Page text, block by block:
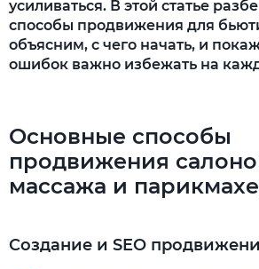
усиливаться. В этой статье
способы продвижения для
объясним, с чего начать, и
ошибок важно избежать на
Основные способы
продвижения
массажа и
Создание и SEO
Анализируйте результаты и
стратегию
От чего зависит стоимость
Продвижение со